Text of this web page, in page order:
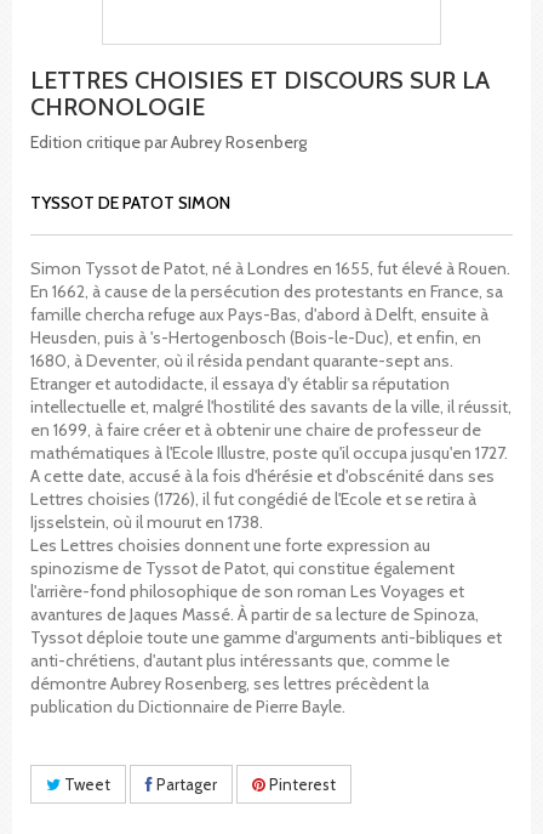
LETTRES CHOISIES ET DISCOURS SUR LA
CHRONOLOGIE
Edition critique par Aubrey Rosenberg
TYSSOT DE PATOT SIMON
Simon Tyssot de Patot, né à Londres en 1655, fut élevé à Rouen.
En 1662, à cause de la persécution des protestants en France, sa
famille chercha refuge aux Pays-Bas, d'abord à Delft, ensuite à
Heusden, puis à 's-Hertogenbosch (Bois-le-Duc), et enfin, en
1680, à Deventer, où il résida pendant quarante-sept ans.
Etranger et autodidacte, il essaya d'y établir sa réputation
intellectuelle et, malgré l'hostilité des savants de la ville, il réussit,
en 1699, à faire créer et à obtenir une chaire de professeur de
mathématiques à l'Ecole Illustre, poste qu'il occupa jusqu'en 1727.
A cette date, accusé à la fois d'hérésie et d'obscénité dans ses
Lettres choisies (1726), il fut congédié de l'Ecole et se retira à
Ijsselstein, où il mourut en 1738.
Les Lettres choisies donnent une forte expression au
spinozisme de Tyssot de Patot, qui constitue également
l'arrière-fond philosophique de son roman Les Voyages et
avantures de Jaques Massé. À partir de sa lecture de Spinoza,
Tyssot déploie toute une gamme d'arguments anti-bibliques et
anti-chrétiens, d'autant plus intéressants que, comme le
démontre Aubrey Rosenberg, ses lettres précèdent la
publication du Dictionnaire de Pierre Bayle.
Tweet Partager Pinterest